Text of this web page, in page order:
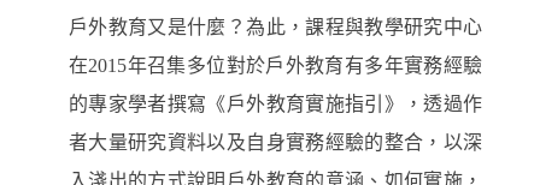
戶外教育又是什麼？為此，課程與教學研究中心
在2015年召集多位對於戶外教育有多年實務經驗
的專家學者撰寫《戶外教育實施指引》，透過作
者大量研究資料以及自身實務經驗的整合，以深
入淺出的方式說明戶外教育的意涵、如何實施，